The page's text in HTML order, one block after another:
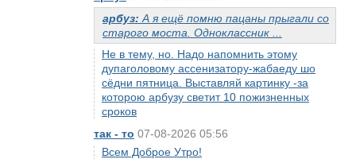
арбуз: А я ещё помню пацаны прыгали со
старого моста. Одноклассник ...
Не в тему, но. Надо напомнить этому
дупаголовому ассенизатору-жабаеду шо
сёдни пятница. Выставляй картинку -за
которою арбузу светит 10 пожизненных
сроков
так - то 07-08-2026 05:56
Всем Доброе Утро!